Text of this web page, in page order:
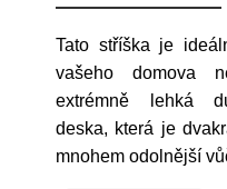
Tato stříška je
vašeho domova
extrémně lehká
deska, která je
mnohem odolnější